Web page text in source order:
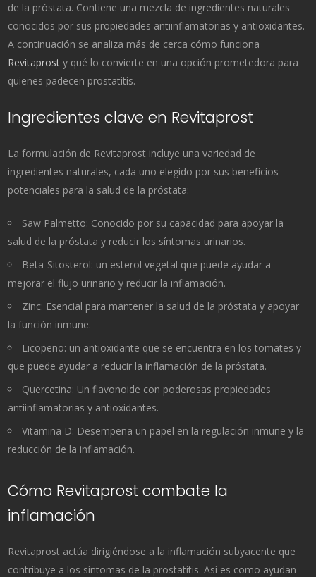
de la próstata. Contiene una mezcla de ingredientes naturales
conocidos por sus propiedades antiinflamatorias y antioxidantes.
A continuación se analiza más de cerca cómo funciona
Revitaprost y qué lo convierte en una opción prometedora para
quienes padecen prostatitis.
Ingredientes clave en Revitaprost
La formulación de Revitaprost incluye una variedad de
ingredientes naturales, cada uno elegido por sus beneficios
potenciales para la salud de la próstata:
Saw Palmetto: Conocido por su capacidad para apoyar la
salud de la próstata y reducir los síntomas urinarios.
Beta-Sitosterol: un esterol vegetal que puede ayudar a
mejorar el flujo urinario y reducir la inflamación.
Zinc: Esencial para mantener la salud de la próstata y apoyar
la función inmune.
Licopeno: un antioxidante que se encuentra en los tomates y
que puede ayudar a reducir la inflamación de la próstata.
Quercetina: Un flavonoide con poderosas propiedades
antiinflamatorias y antioxidantes.
Vitamina D: Desempeña un papel en la regulación inmune y la
reducción de la inflamación.
Cómo Revitaprost combate la
inflamación
Revitaprost actúa dirigiéndose a la inflamación subyacente que
contribuye a los síntomas de la prostatitis. Así es como ayudan